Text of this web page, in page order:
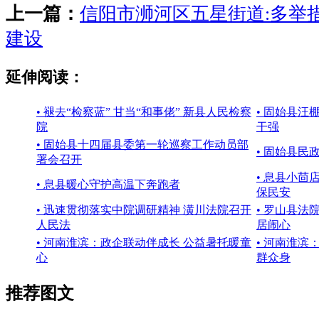
上一篇： 信阳市浉河区五星街道:多举
建设
延伸阅读：
• 褪去“检察蓝” 甘当“和事佬” 新县人民检察
院
• 固始县汪
干强
• 固始县十四届县委第一轮巡察工作动员部
署会召开
• 固始县民
• 息县暖心守护高温下奔跑者
• 息县小茴
保民安
• 迅速贯彻落实中院调研精神 潢川法院召开
人民法
• 罗山县法
居闹心
• 河南淮滨：政企联动伴成长 公益暑托暖童
心
• 河南淮滨
群众身
推荐图文